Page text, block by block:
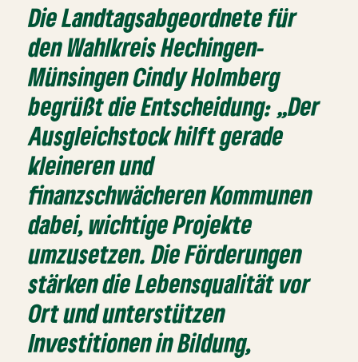
Die Landtagsabgeordnete für
den Wahlkreis Hechingen-
Münsingen Cindy Holmberg
begrüßt die Entscheidung: „Der
Ausgleichstock hilft gerade
kleineren und
finanzschwächeren Kommunen
dabei, wichtige Projekte
umzusetzen. Die Förderungen
stärken die Lebensqualität vor
Ort und unterstützen
Investitionen in Bildung,